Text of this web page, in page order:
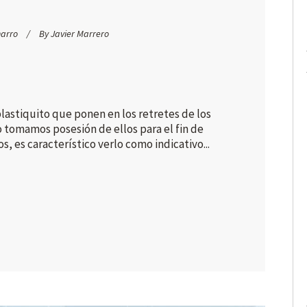
ByJavier Marrero
que ponen en los retretes de los
posesión de ellos para el fin de
es característico verlo como indicativo...